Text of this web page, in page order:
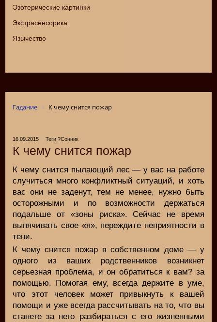
Эзотерические картинки
Экстрасенсорика
Язычество
Гадание К чему снится пожар
16.09.2015 Теги:?Сонник
К чему снится пожар
К чему снится пылающий лес — у вас на работе
случиться много конфликтный ситуаций, и хоть
вас они не заденут, тем не менее, нужно быть
осторожными и по возможности держаться
подальше от «зоны риска». Сейчас не время
выпячивать свое «я», переждите неприятности в
тени.
К чему снится пожар в собственном доме — у
одного из ваших родственников возникнет
серьезная проблема, и он обратиться к вам? за
помощью. Помогая ему, всегда держите в уме,
что этот человек может привыкнуть к вашей
помощи и уже всегда рассчитывать на то, что вы
станете за него разбираться с его жизненными